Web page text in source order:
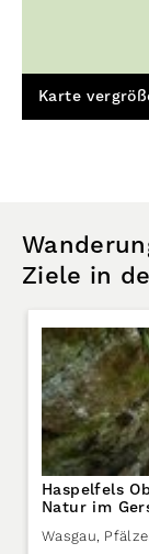
Karte
Ziele in
Haspelfels
Natur im
Wasgau,